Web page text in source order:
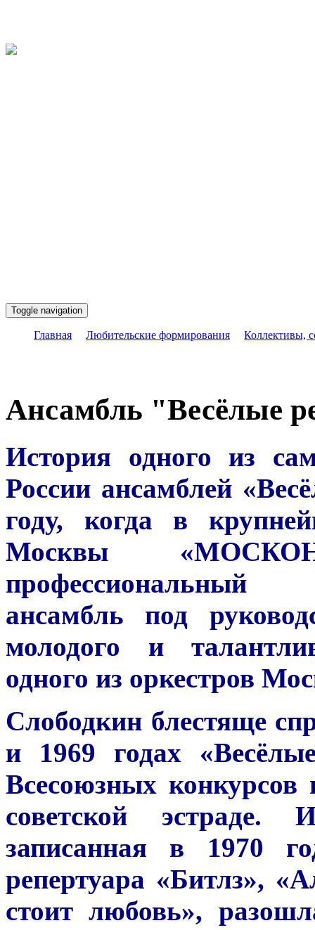
Toggle navigation
Главная Любительские формирования Коллективы,
Ансамбль "Весёлые
История одного из
России ансамблей
году, когда в
Москвы
профессиональный
ансамбль под
молодого и
одного из оркестров
Слободкин блестяще
и 1969 годах
Всесоюзных
советской эстраде.
записанная в 1970
репертуара «Битлз»,
стоит любовь»,